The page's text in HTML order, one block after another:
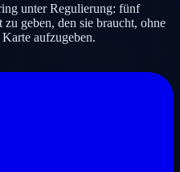
unter Regulierung: fünf
geben, den sie braucht, ohne
aufzugeben.